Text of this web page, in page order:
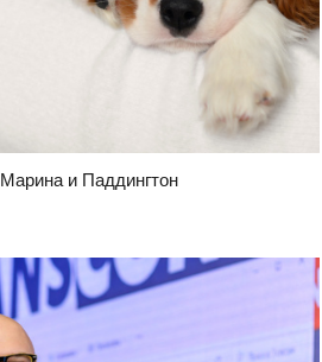
Марина и Паддингтон